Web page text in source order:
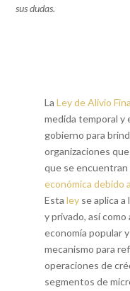
sus dudas.
La Ley de Alivio
medida temporal y
gobierno para
organizaciones
que se encuentran
económica debido
Esta leyse aplica a
y privado, así
economía popular
mecanismo para
operaciones de
segmentos de